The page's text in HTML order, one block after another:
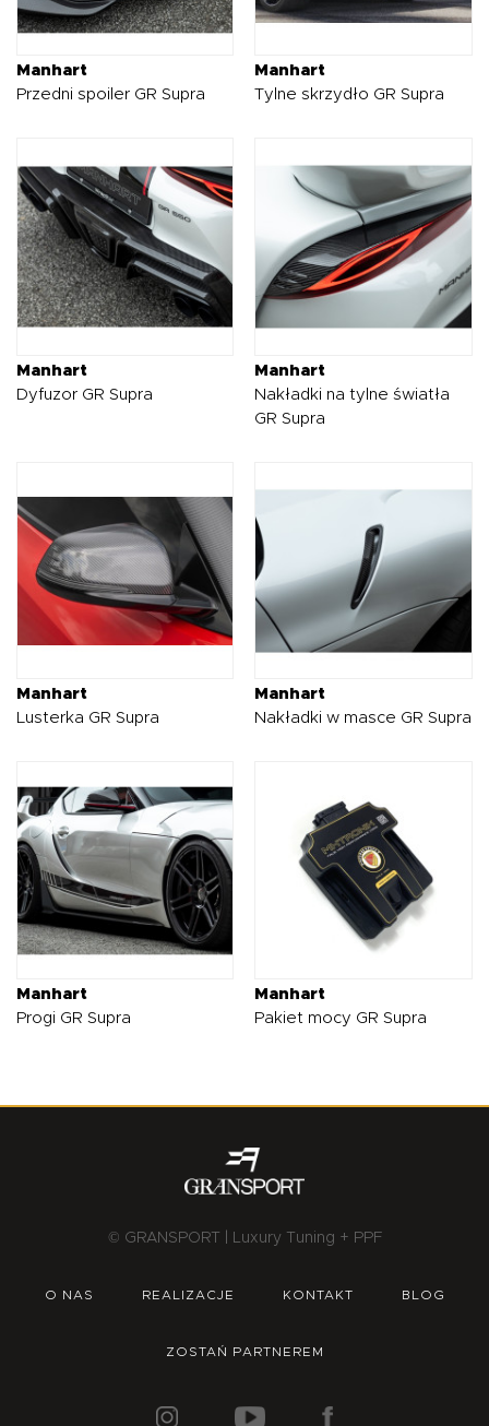
Manhart
Przedni spoiler GR Supra
Manhart
Tylne skrzydło GR Supra
Manhart
Dyfuzor GR Supra
Manhart
Nakładki na tylne światła
GR Supra
Manhart
Lusterka GR Supra
Manhart
Nakładki w masce GR Supra
Manhart
Progi GR Supra
Manhart
Pakiet mocy GR Supra
© GRANSPORT | Luxury Tuning + PPF
O NAS REALIZACJE KONTAKT BLOG
ZOSTAŃ PARTNEREM